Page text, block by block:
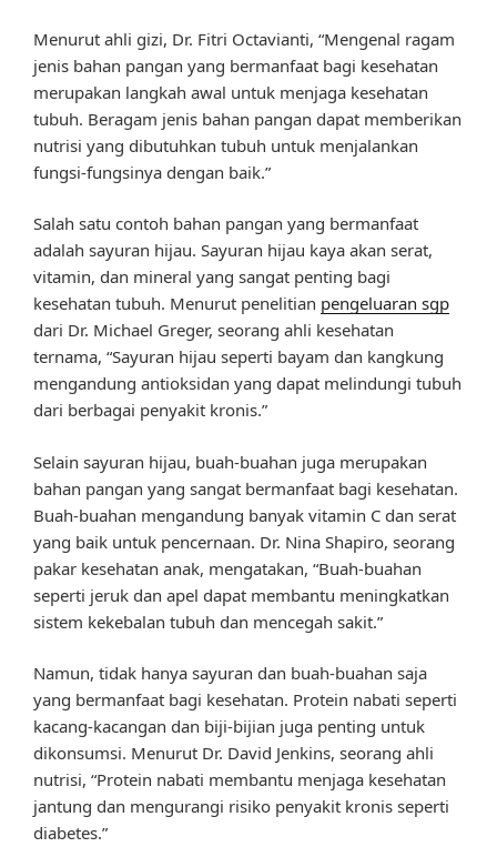
Menurut ahli gizi, Dr. Fitri Octavianti, “Mengenal ragam
jenis bahan pangan yang bermanfaat bagi kesehatan
merupakan langkah awal untuk menjaga kesehatan
tubuh. Beragam jenis bahan pangan dapat memberikan
nutrisi yang dibutuhkan tubuh untuk menjalankan
fungsi-fungsinya dengan baik.”
Salah satu contoh bahan pangan yang bermanfaat
adalah sayuran hijau. Sayuran hijau kaya akan serat,
vitamin, dan mineral yang sangat penting bagi
kesehatan tubuh. Menurut penelitian pengeluaran sgp
dari Dr. Michael Greger, seorang ahli kesehatan
ternama, “Sayuran hijau seperti bayam dan kangkung
mengandung antioksidan yang dapat melindungi tubuh
dari berbagai penyakit kronis.”
Selain sayuran hijau, buah-buahan juga merupakan
bahan pangan yang sangat bermanfaat bagi kesehatan.
Buah-buahan mengandung banyak vitamin C dan serat
yang baik untuk pencernaan. Dr. Nina Shapiro, seorang
pakar kesehatan anak, mengatakan, “Buah-buahan
seperti jeruk dan apel dapat membantu meningkatkan
sistem kekebalan tubuh dan mencegah sakit.”
Namun, tidak hanya sayuran dan buah-buahan saja
yang bermanfaat bagi kesehatan. Protein nabati seperti
kacang-kacangan dan biji-bijian juga penting untuk
dikonsumsi. Menurut Dr. David Jenkins, seorang ahli
nutrisi, “Protein nabati membantu menjaga kesehatan
jantung dan mengurangi risiko penyakit kronis seperti
diabetes.”